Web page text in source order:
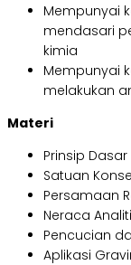
Mempunyai
mendasari
kimia
Mempunyai
melakukan
Materi
Prinsip
Satuan
Persamaan
Neraca
Pencucian
Aplikasi